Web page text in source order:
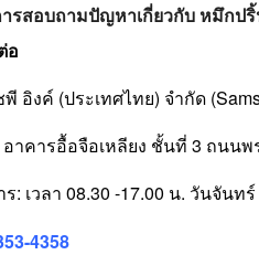
รสอบถามปัญหาเกี่ยวกับ หมึกปริ้
อ
อิงค์ (ประเทศไทย) จำกัด
าคารอื้อจือเหลียง ชั้นที่ 3 ถนน
ร: เวลา 08.30 -17.00 น. วันจันท
4358